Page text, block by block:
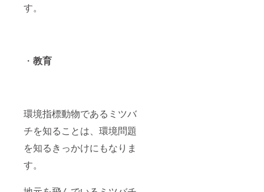
す。
・ 教育
環境指標動物であるミツバ
チを知ることは、環境問題
を知るきっかけにもなりま
す。